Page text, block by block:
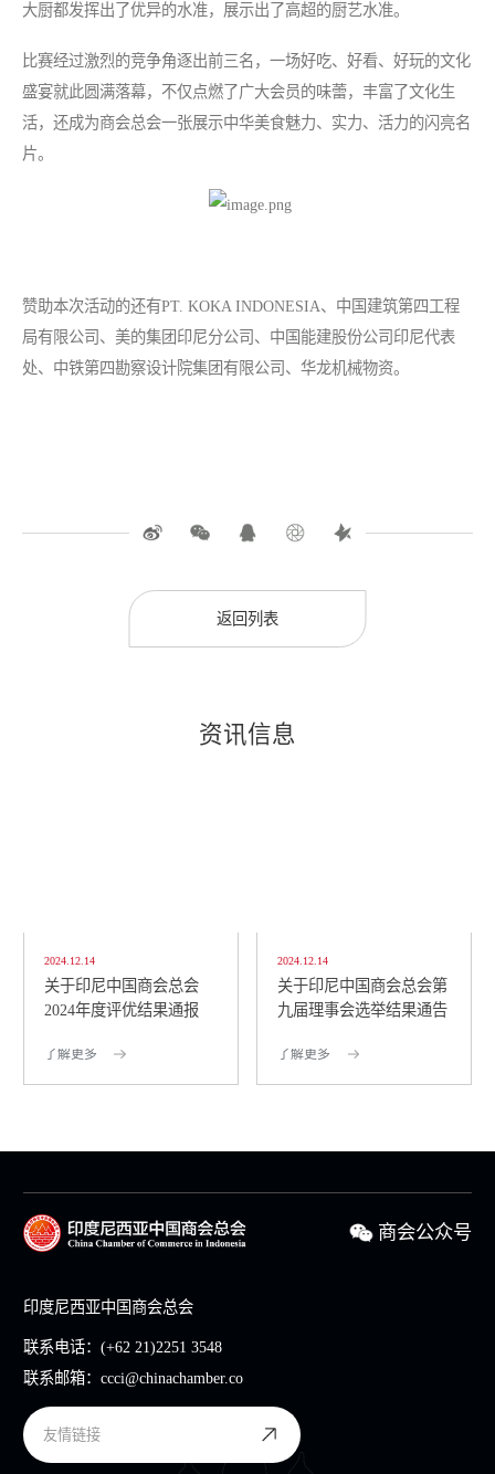
大厨都发挥出了优异的水准，展示出了高超的厨艺水准。
比赛经过激烈的竞争角逐出前三名，一场好吃、好看、好玩的文化
盛宴就此圆满落幕，不仅点燃了广大会员的味蕾，丰富了文化生
活，还成为商会总会一张展示中华美食魅力、实力、活力的闪亮名
片。
赞助本次活动的还有PT. KOKA INDONESIA、中国建筑第四工程
局有限公司、美的集团印尼分公司、中国能建股份公司印尼代表
处、中铁第四勘察设计院集团有限公司、华龙机械物资。
返回列表
资讯信息
2024.12.14
关于印尼中国商会总会
2024年度评优结果通报
了解更多
2024.12.14
关于印尼中国商会总会第
九届理事会选举结果通告
了解更多
商会公众号
印度尼西亚中国商会总会
联系电话： (+62 21)2251 3548
联系邮箱： ccci@chinachamber.co
友情链接